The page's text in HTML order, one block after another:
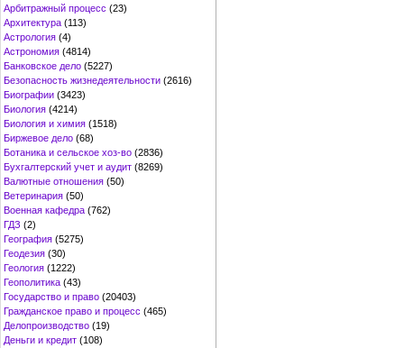
Арбитражный процесс (23)
Архитектура (113)
Астрология (4)
Астрономия (4814)
Банковское дело (5227)
Безопасность жизнедеятельности (2616)
Биографии (3423)
Биология (4214)
Биология и химия (1518)
Биржевое дело (68)
Ботаника и сельское хоз-во (2836)
Бухгалтерский учет и аудит (8269)
Валютные отношения (50)
Ветеринария (50)
Военная кафедра (762)
ГДЗ (2)
География (5275)
Геодезия (30)
Геология (1222)
Геополитика (43)
Государство и право (20403)
Гражданское право и процесс (465)
Делопроизводство (19)
Деньги и кредит (108)